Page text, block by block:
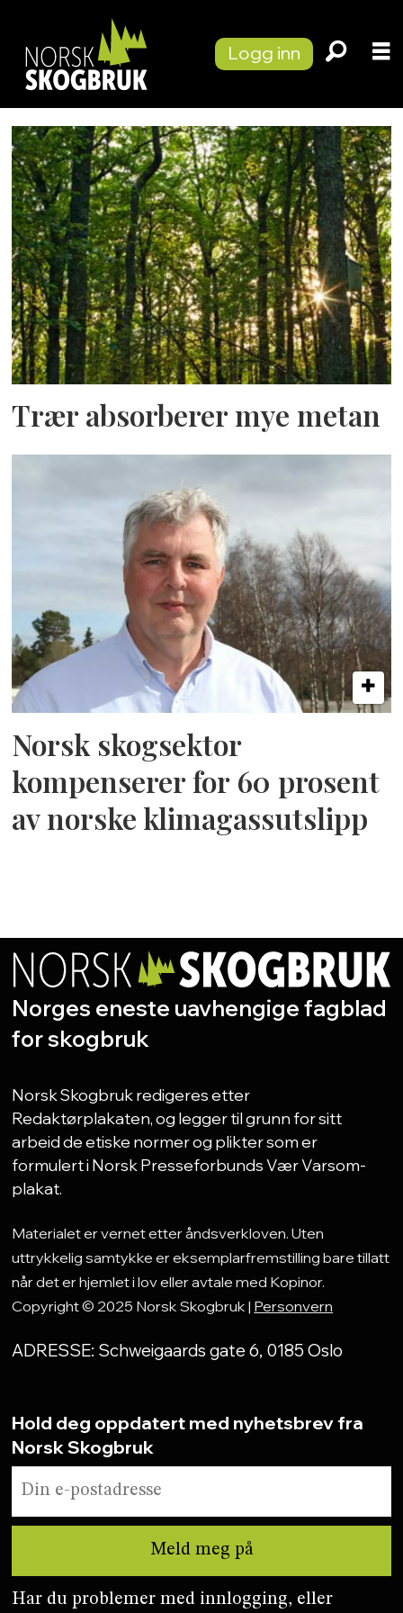
Logg inn
Tag:
klimagasser
Trær absorberer mye metan
Norsk skogsektor
kompenserer for 60 prosent
av norske klimagassutslipp
Norges eneste uavhengige fagblad
for skogbruk
Norsk Skogbruk redigeres etter
Redaktørplakaten, og legger til grunn for sitt
arbeid de etiske normer og plikter som er
formulert i Norsk Presseforbunds Vær Varsom-
plakat.
Materialet er vernet etter åndsverkloven. Uten
uttrykkelig samtykke er eksemplarfremstilling bare tillatt
når det er hjemlet i lov eller avtale med Kopinor.
Copyright © 2025 Norsk Skogbruk | Personvern
ADRESSE: Schweigaards gate 6, 0185 Oslo
Hold deg oppdatert med nyhetsbrev fra
Norsk Skogbruk
Har du problemer med innlogging, eller